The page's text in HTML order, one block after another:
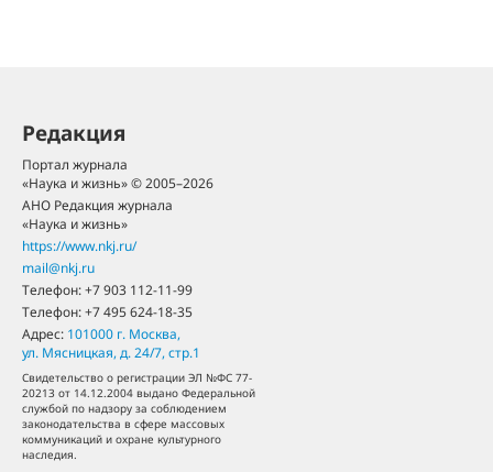
Редакция
Портал журнала
«Наука и жизнь» © 2005–2026
АНО Редакция журнала
«Наука и жизнь»
https://www.nkj.ru/
mail@nkj.ru
Телефон:+7 903 112-11-99
Телефон:+7 495 624-18-35
Адрес: 101000 г. Москва,
ул. Мясницкая, д. 24/7, стр.1
Свидетельство о регистрации ЭЛ №ФС 77-
20213 от 14.12.2004 выдано Федеральной
службой по надзору за соблюдением
законодательства в сфере массовых
коммуникаций и охране культурного
наследия.